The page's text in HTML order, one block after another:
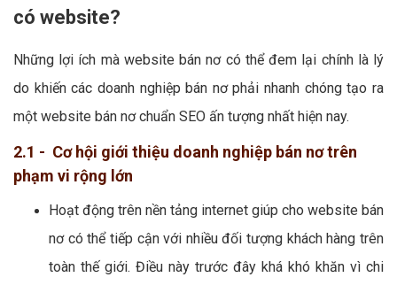
có website?
Những lợi ích mà website bán nơ có thể đem lại chính là lý
do khiến các doanh nghiệp bán nơ phải nhanh chóng tạo ra
một website bán nơ chuẩn SEO ấn tượng nhất hiện nay.
2.1 - Cơ hội giới thiệu doanh nghiệp bán nơ trên
phạm vi rộng lớn
Hoạt động trên nền tảng internet giúp cho website bán
nơ có thể tiếp cận với nhiều đối tượng khách hàng trên
toàn thế giới. Điều này trước đây khá khó khăn vì chi